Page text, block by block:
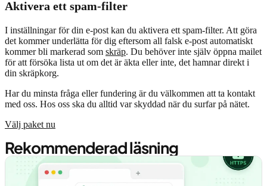
Aktivera ett spam-filter
I inställningar för din e-post kan du aktivera ett spam-filter. Att göra
det kommer underlätta för dig eftersom all falsk e-post automatiskt
kommer bli markerad som skräp. Du behöver inte själv öppna mailet
för att försöka lista ut om det är äkta eller inte, det hamnar direkt i
din skräpkorg.
Har du minsta fråga eller fundering är du välkommen att ta kontakt
med oss. Hos oss ska du alltid var skyddad när du surfar på nätet.
Välj paket nu
Rekommenderad läsning